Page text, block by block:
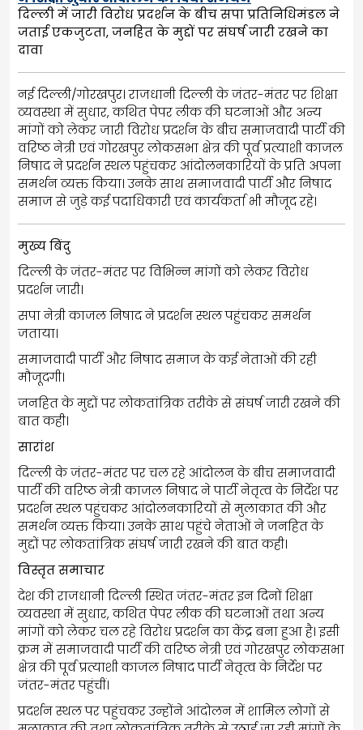
दिल्ली में जारी विरोध प्रदर्शन के बीच सपा प्रतिनिधिमंडल ने
जताई एकजुटता, जनहित के मुद्दों पर संघर्ष जारी रखने का
दावा
नई दिल्ली/गोरखपुर। राजधानी दिल्ली के जंतर-मंतर पर शिक्षा
व्यवस्था में सुधार, कथित पेपर लीक की घटनाओं और अन्य
मांगों को लेकर जारी विरोध प्रदर्शन के बीच समाजवादी पार्टी की
वरिष्ठ नेत्री एवं गोरखपुर लोकसभा क्षेत्र की पूर्व प्रत्याशी काजल
निषाद ने प्रदर्शन स्थल पहुंचकर आंदोलनकारियों के प्रति अपना
समर्थन व्यक्त किया। उनके साथ समाजवादी पार्टी और निषाद
समाज से जुड़े कई पदाधिकारी एवं कार्यकर्ता भी मौजूद रहे।
मुख्य बिंदु
दिल्ली के जंतर-मंतर पर विभिन्न मांगों को लेकर विरोध
प्रदर्शन जारी।
सपा नेत्री काजल निषाद ने प्रदर्शन स्थल पहुंचकर समर्थन
जताया।
समाजवादी पार्टी और निषाद समाज के कई नेताओं की रही
मौजूदगी।
जनहित के मुद्दों पर लोकतांत्रिक तरीके से संघर्ष जारी रखने की
बात कही।
सारांश
दिल्ली के जंतर-मंतर पर चल रहे आंदोलन के बीच समाजवादी
पार्टी की वरिष्ठ नेत्री काजल निषाद ने पार्टी नेतृत्व के निर्देश पर
प्रदर्शन स्थल पहुंचकर आंदोलनकारियों से मुलाकात की और
समर्थन व्यक्त किया। उनके साथ पहुंचे नेताओं ने जनहित के
मुद्दों पर लोकतांत्रिक संघर्ष जारी रखने की बात कही।
विस्तृत समाचार
देश की राजधानी दिल्ली स्थित जंतर-मंतर इन दिनों शिक्षा
व्यवस्था में सुधार, कथित पेपर लीक की घटनाओं तथा अन्य
मांगों को लेकर चल रहे विरोध प्रदर्शन का केंद्र बना हुआ है। इसी
क्रम में समाजवादी पार्टी की वरिष्ठ नेत्री एवं गोरखपुर लोकसभा
क्षेत्र की पूर्व प्रत्याशी काजल निषाद पार्टी नेतृत्व के निर्देश पर
जंतर-मंतर पहुंचीं।
प्रदर्शन स्थल पर पहुंचकर उन्होंने आंदोलन में शामिल लोगों से